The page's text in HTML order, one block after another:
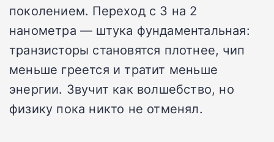
поколением. Переход с 3 на 2
нанометра — штука фундаментальная:
транзисторы становятся плотнее, чип
меньше греется и тратит меньше
энергии. Звучит как волшебство, но
физику пока никто не отменял.